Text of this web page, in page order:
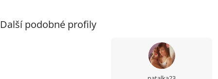
Další podobné profily